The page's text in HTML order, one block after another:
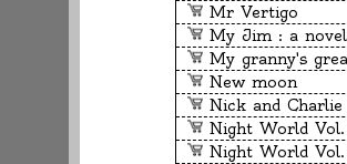
Mr Vertigo
My Jim : a novel
My granny's
New moon
Nick and Charlie
Night World Vol.
Night World Vol.